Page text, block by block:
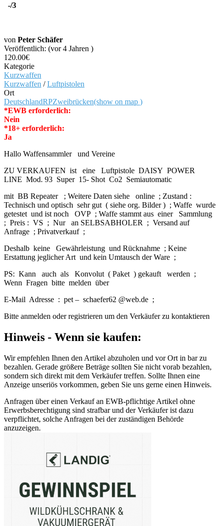
-/3
von Peter Schäfer
Veröffentlich: (vor 4 Jahren )
120.00€
Kategorie
Kurzwaffen
Kurzwaffen /Luftpistolen
Ort
DeutschlandRPZweibrücken(show on map )
*EWB erforderlich:
Nein
*18+ erforderlich:
Ja
Hallo Waffensammler und Vereine
ZU VERKAUFEN ist eine Luftpistole DAISY POWER
LINE Mod. 93 Super 15- Shot Co2 Semiautomatic
mit BB Repeater ; Weitere Daten siehe online ; Zustand :
Technisch und optisch sehr gut ( siehe org. Bilder ) ; Waffe wurde
getestet und ist noch OVP ; Waffe stammt aus einer Sammlung
; Preis : VS ; Nur an SELBSABHOLER ; Versand auf
Anfrage ; Privatverkauf ;
Deshalb keine Gewährleistung und Rücknahme ; Keine
Erstattung jeglicher Art und kein Umtausch der Ware ;
PS: Kann auch als Konvolut ( Paket ) gekauft werden ;
Wenn Fragen bitte melden über
E-Mail Adresse : pet – schaefer62 @web.de ;
Bitte anmelden oder registrieren um den Verkäufer zu kontaktieren
Hinweis - Wenn sie kaufen:
Wir empfehlen Ihnen den Artikel abzuholen und vor Ort in bar zu
bezahlen. Gerade größere Beträge sollten Sie nicht vorab bezahlen,
sondern sich direkt mit dem Verkäufer treffen. Sollte Ihnen eine
Anzeige unseriös vorkommen, geben Sie uns gerne einen Hinweis.
Anfragen über einen Verkauf an EWB-pflichtige Artikel ohne
Erwerbsberechtigung sind strafbar und der Verkäufer ist dazu
verpflichtet, solche Anfragen bei der zuständigen Behörde
anzuzeigen.